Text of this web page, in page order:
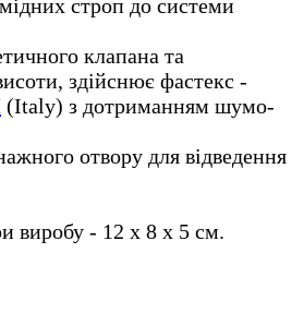
строп до системи
клапана та
здійснює фастекс -
(Italy) з дотриманням шумо-
отвору для відведення
виробу - 12 х 8 х 5 см.